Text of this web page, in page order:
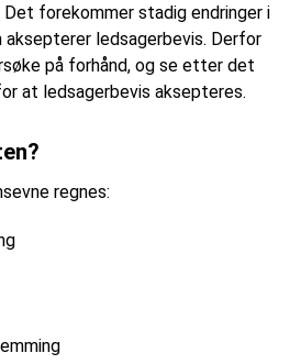
forekommer stadig endringer i
ledsagerbevis. Derfor
på forhånd, og se etter det
at ledsagerbevis aksepteres.
regnes: